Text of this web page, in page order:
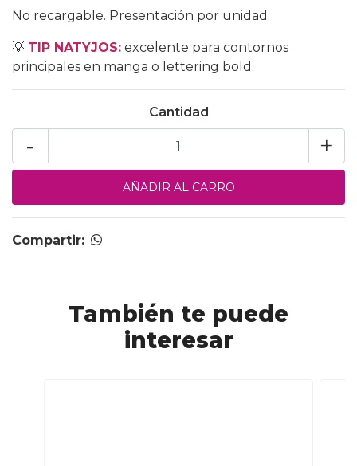
No recargable. Presentación por unidad.
💡 TIP NATYJOS: excelente para contornos
principales en manga o lettering bold.
Cantidad
+
-
Compartir:
También te puede
interesar